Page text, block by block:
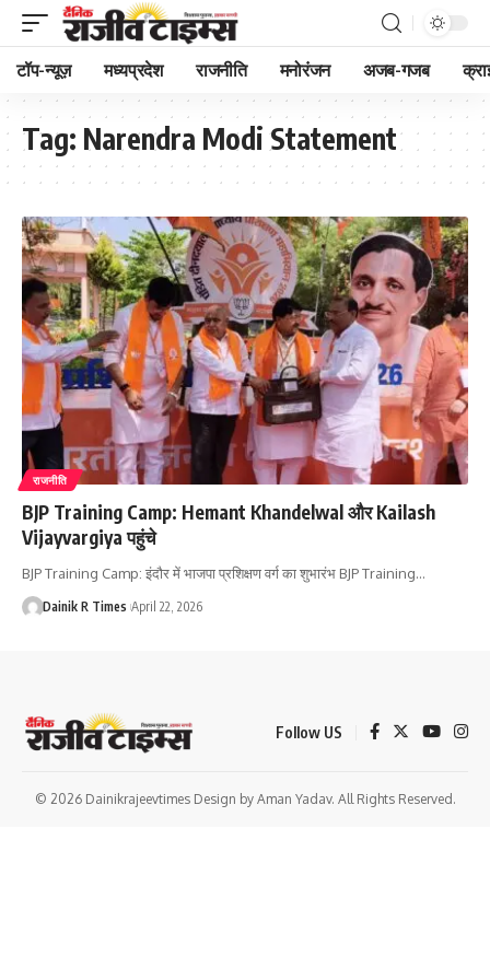
टॉप-न्यूज़ मध्यप्रदेश राजनीति मनोरंजन अजब-गजब
Tag: Narendra Modi Statement
राजनीति
BJP Training Camp: Hemant Khandelwal और Kailash
Vijayvargiya पहुंचे
BJP Training Camp: इंदौर में भाजपा प्रशिक्षण वर्ग का शुभारंभ BJP Training…
Dainik R Times April 22, 2026
Follow US
© 2026 Dainikrajeevtimes Design by Aman Yadav. All Rights Reserved.